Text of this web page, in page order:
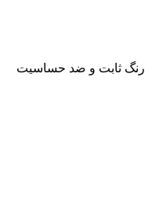
رنگ ثابت و ضد حساسیت